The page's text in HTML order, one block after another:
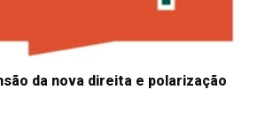
da nova direita e polarização